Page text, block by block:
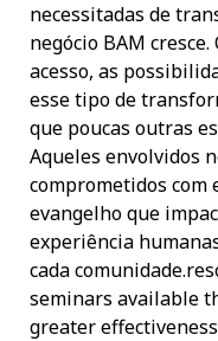
necessitadas de
negócio BAM
acesso, as
esse tipo de
que poucas outras
Aqueles envolvidos
comprometidos com
evangelho que
experiência
cada
seminars available
greater